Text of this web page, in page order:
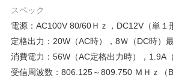
スペック
電源：AC100V 80/60Ｈｚ，DC12V（単１
定格出力：20W（AC時），8Ｗ（DC時）
消費電力：56W（AC定格出力時），1.9A
受信周波数：806.125～809.750 ＭＨｚ（